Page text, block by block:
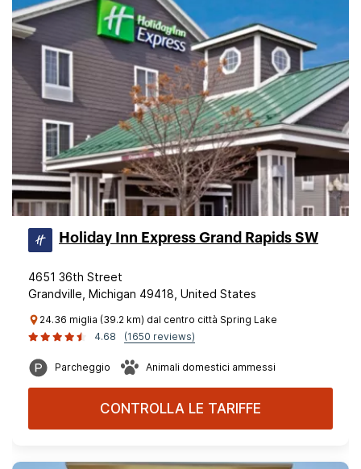
Holiday Inn Express Grand Rapids SW
4651 36th Street
Grandville, Michigan 49418, United States
24.36 miglia (39.2 km) dal centro città Spring Lake
4.68
(1650 reviews)
Parcheggio Animali domestici ammessi
CONTROLLA LE TARIFFE